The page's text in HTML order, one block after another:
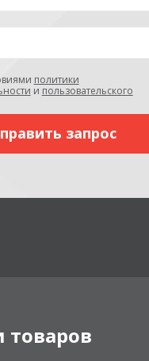
политики
и пользовательского
товаров